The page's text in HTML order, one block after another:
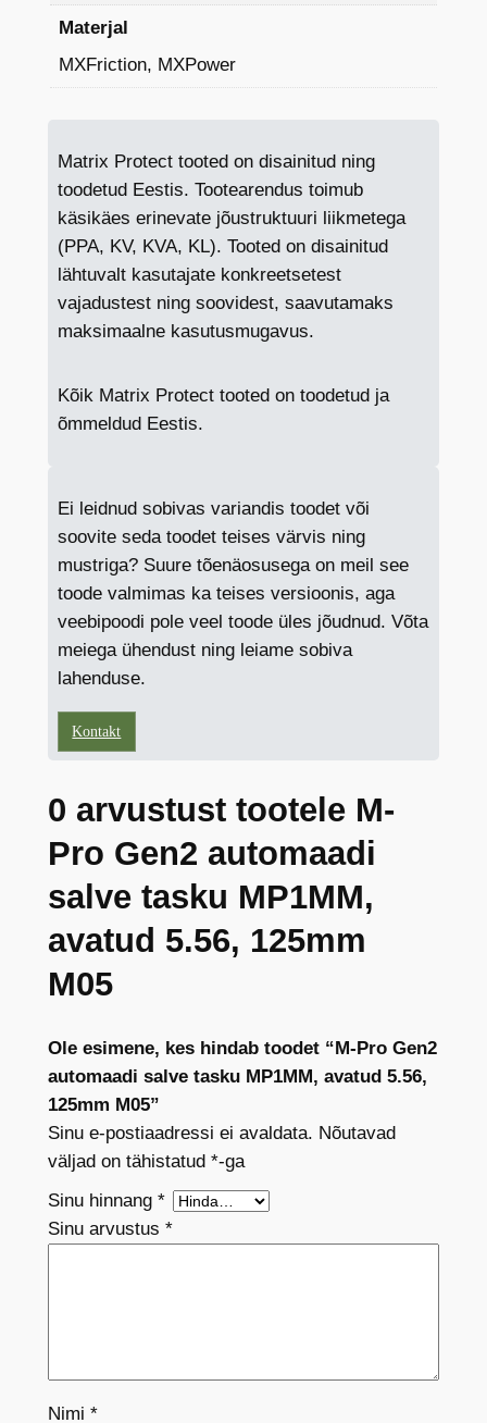
Materjal
MXFriction, MXPower
Matrix Protect tooted on disainitud ning
toodetud Eestis. Tootearendus toimub
käsikäes erinevate jõustruktuuri liikmetega
(PPA, KV, KVA, KL). Tooted on disainitud
lähtuvalt kasutajate konkreetsetest
vajadustest ning soovidest, saavutamaks
maksimaalne kasutusmugavus.
Kõik Matrix Protect tooted on toodetud ja
õmmeldud Eestis.
Ei leidnud sobivas variandis toodet või
soovite seda toodet teises värvis ning
mustriga? Suure tõenäosusega on meil see
toode valmimas ka teises versioonis, aga
veebipoodi pole veel toode üles jõudnud. Võta
meiega ühendust ning leiame sobiva
lahenduse.
Kontakt
0 arvustust tootele M-
Pro Gen2 automaadi
salve tasku MP1MM,
avatud 5.56, 125mm
M05
Ole esimene, kes hindab toodet “M-Pro Gen2
automaadi salve tasku MP1MM, avatud 5.56,
125mm M05”
Sinu e-postiaadressi ei avaldata. Nõutavad
väljad on tähistatud *-ga
Sinu hinnang *
Sinu arvustus *
Nimi *